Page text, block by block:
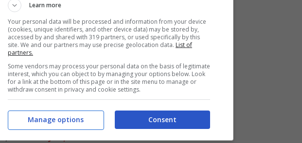
@AnaMenaMusic
106K streams. Además es #41 en
Music España. El top 50 es
canción estar en la playlist del
pic.twitter.com/3hhl2aFcuF
January 6, 2022
Learn more
Your personal data will be processed and information from your device
(cookies, unique identifiers, and other device data) may be stored by,
accessed by and shared with 319 partners, or used specifically by this
site. We and our partners may use precise geolocation data. List of
partners.
Some vendors may process your personal data on the basis of legitimate
interest, which you can object to by managing your options below. Look
for a link at the bottom of this page or in the site menu to manage or
withdraw consent in privacy and cookie settings.
Consent
Manage options